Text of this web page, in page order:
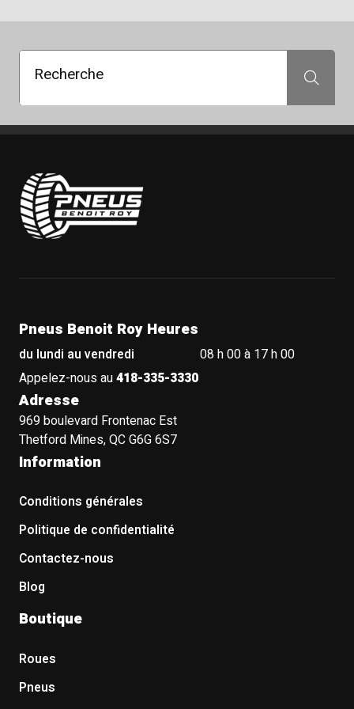
Recherche Recherche
Pneus Benoit Roy
Pneus Benoit Roy Heures
du lundi au vendredi
08 h 00 à 17 h 00
Appelez-nous au418-335-3330
Adresse
969 boulevard Frontenac Est
Thetford Mines, QC G6G 6S7
Information
Conditions générales
Politique de confidentialité
Contactez-nous
Blog
Boutique
Roues
Pneus